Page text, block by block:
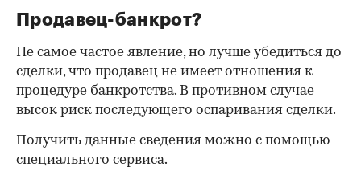
Продавец-банкрот?
Не самое частое явление, но лучше убедиться до
сделки, что продавец не имеет отношения к
процедуре банкротства. В противном случае
высок риск последующего оспаривания сделки.
Получить данные сведения можно с помощью
специального сервиса.